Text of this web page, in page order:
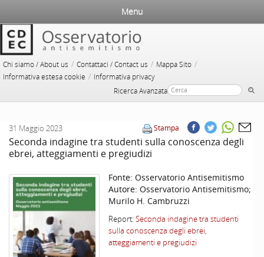
Chi siamo / About us / Contattaci / Contact us / Mappa Sito /
Informativa estesa cookie / Informativa privacy
Ricerca Avanzata
Menu
Stampa
31 Maggio 2023
Seconda indagine tra studenti sulla conoscenza degli
ebrei, atteggiamenti e pregiudizi
Fonte: Osservatorio Antisemitismo
Autore: Osservatorio Antisemitismo;
Murilo H. Cambruzzi
Report: Seconda indagine tra studenti
sulla conoscenza degli ebrei,
atteggiamenti e pregiudizi